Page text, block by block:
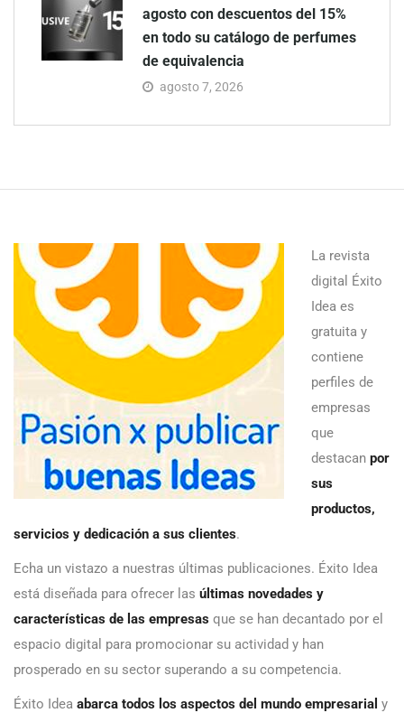
agosto con descuentos del 15%
en todo su catálogo de perfumes
de equivalencia
agosto 7, 2026
La revista
digital Éxito
Idea es
gratuita y
contiene
perfiles de
empresas
que
destacan por
sus
productos,
servicios y dedicación a sus clientes.
Echa un vistazo a nuestras últimas publicaciones. Éxito Idea
está diseñada para ofrecer las últimas novedades y
características de las empresas que se han decantado por el
espacio digital para promocionar su actividad y han
prosperado en su sector superando a su competencia.
Éxito Idea abarca todos los aspectos del mundo empresarial y